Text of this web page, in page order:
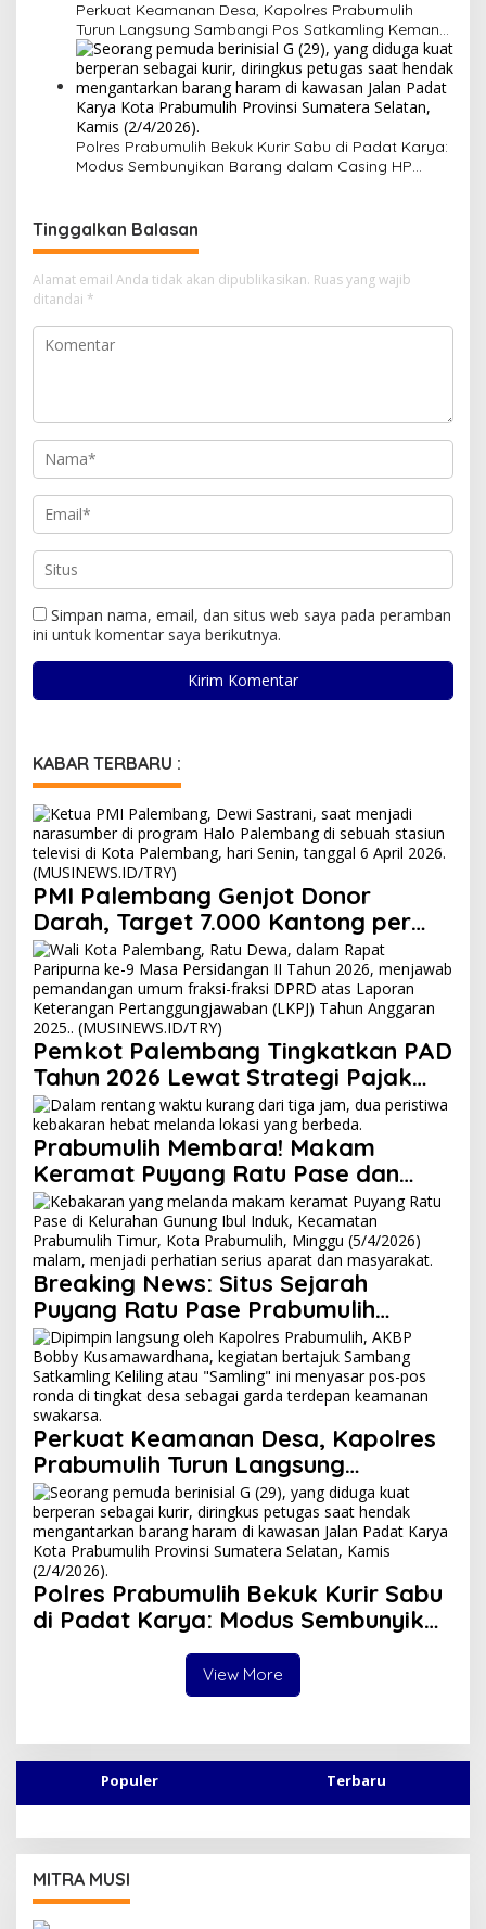
Perkuat Keamanan Desa, Kapolres Prabumulih
Turun Langsung Sambangi Pos Satkamling Kemang
Tanduk
Polres Prabumulih Bekuk Kurir Sabu di Padat Karya:
Modus Sembunyikan Barang dalam Casing HP
Tinggalkan Balasan
Alamat email Anda tidak akan dipublikasikan. Ruas yang wajib
ditandai *
Simpan nama, email, dan situs web saya pada peramban
ini untuk komentar saya berikutnya.
KABAR TERBARU :
PMI Palembang Genjot Donor
Darah, Target 7.000 Kantong per
Bulan
Pemkot Palembang Tingkatkan PAD
Tahun 2026 Lewat Strategi Pajak
dan Infrastruktur
Prabumulih Membara! Makam
Keramat Puyang Ratu Pase dan
SMP Muhammadiyah Terbakar
dalam Semalam
Breaking News: Situs Sejarah
Puyang Ratu Pase Prabumulih
Dilalap Api, Polisi Pasang Garis
Polisi!
Perkuat Keamanan Desa, Kapolres
Prabumulih Turun Langsung
Sambangi Pos Satkamling Kemang
Tanduk
Polres Prabumulih Bekuk Kurir Sabu
di Padat Karya: Modus Sembunyikan
Barang dalam Casing HP Gagal
View More
Populer Terbaru
MITRA MUSI